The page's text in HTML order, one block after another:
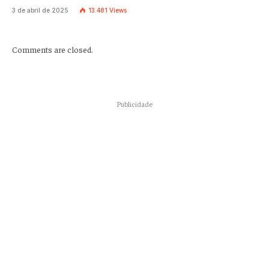
3 de abril de 2025 13.481 Views
Comments are closed.
Publicidade